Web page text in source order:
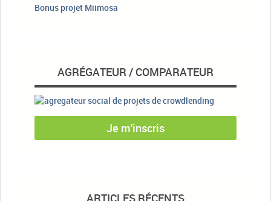
Bonus projet Miimosa
AGRÉGATEUR / COMPARATEUR
Je m'inscris